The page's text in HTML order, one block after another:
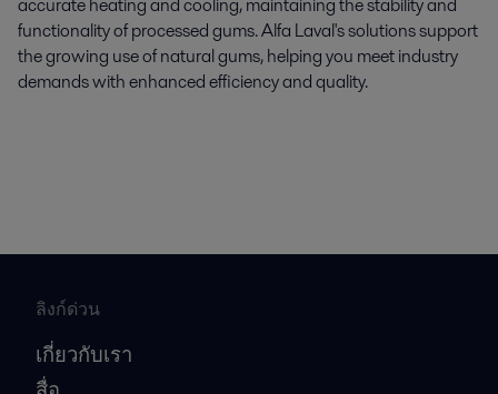
functionality of processed gums. Alfa Laval's solutions support
the growing use of natural gums, helping you meet industry
demands with enhanced efficiency and quality.
ลิงก์ด่วน
เกี่ยวกับเรา